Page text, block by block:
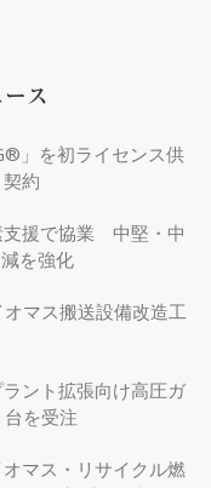
ス
」を初ライセンス供
約
支援で協業 中堅・中
を強化
マス搬送設備改造工
ント拡張向け高圧ガ
を受注
マス・リサイクル燃